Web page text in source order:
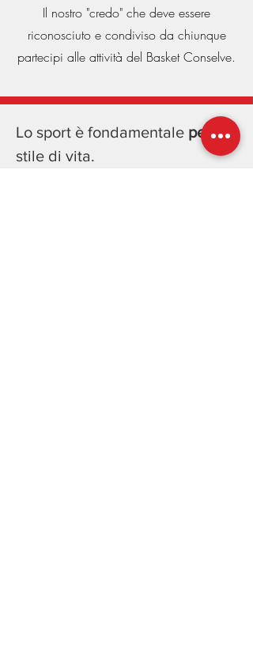
Il nostro "credo" che deve essere
riconosciuto e condiviso da chiunque
partecipi alle attività del Basket Conselve.
Lo sport è fondamentale per lo
stile di vita.